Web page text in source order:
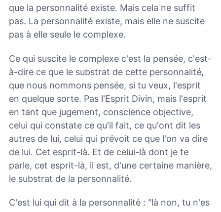
que la personnalité existe. Mais cela ne suffit
pas. La personnalité existe, mais elle ne suscite
pas à elle seule le complexe.
Ce qui suscite le complexe c'est la pensée, c'est-
à-dire ce que le substrat de cette personnalité,
que nous nommons pensée, si tu veux, l'esprit
en quelque sorte. Pas l'Esprit Divin, mais l'esprit
en tant que jugement, conscience objective,
celui qui constate ce qu'il fait, ce qu'ont dit les
autres de lui, celui qui prévoit ce que l'on va dire
de lui. Cet esprit-là. Et de celui-là dont je te
parle, cet esprit-là, il est, d'une certaine manière,
le substrat de la personnalité.
C'est lui qui dit à la personnalité : "là non, tu n'es